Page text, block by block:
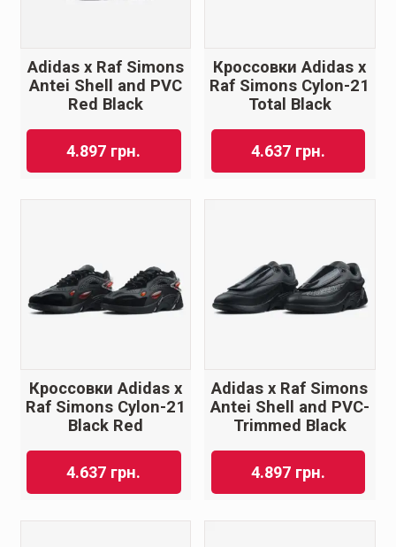
Adidas x Raf Simons
Antei Shell and PVC
Red Black
4.897 грн.
Кроссовки Adidas x
Raf Simons Cylon-21
Total Black
4.637 грн.
Кроссовки Adidas x
Raf Simons Cylon-21
Black Red
4.637 грн.
Adidas x Raf Simons
Antei Shell and PVC-
Trimmed Black
4.897 грн.